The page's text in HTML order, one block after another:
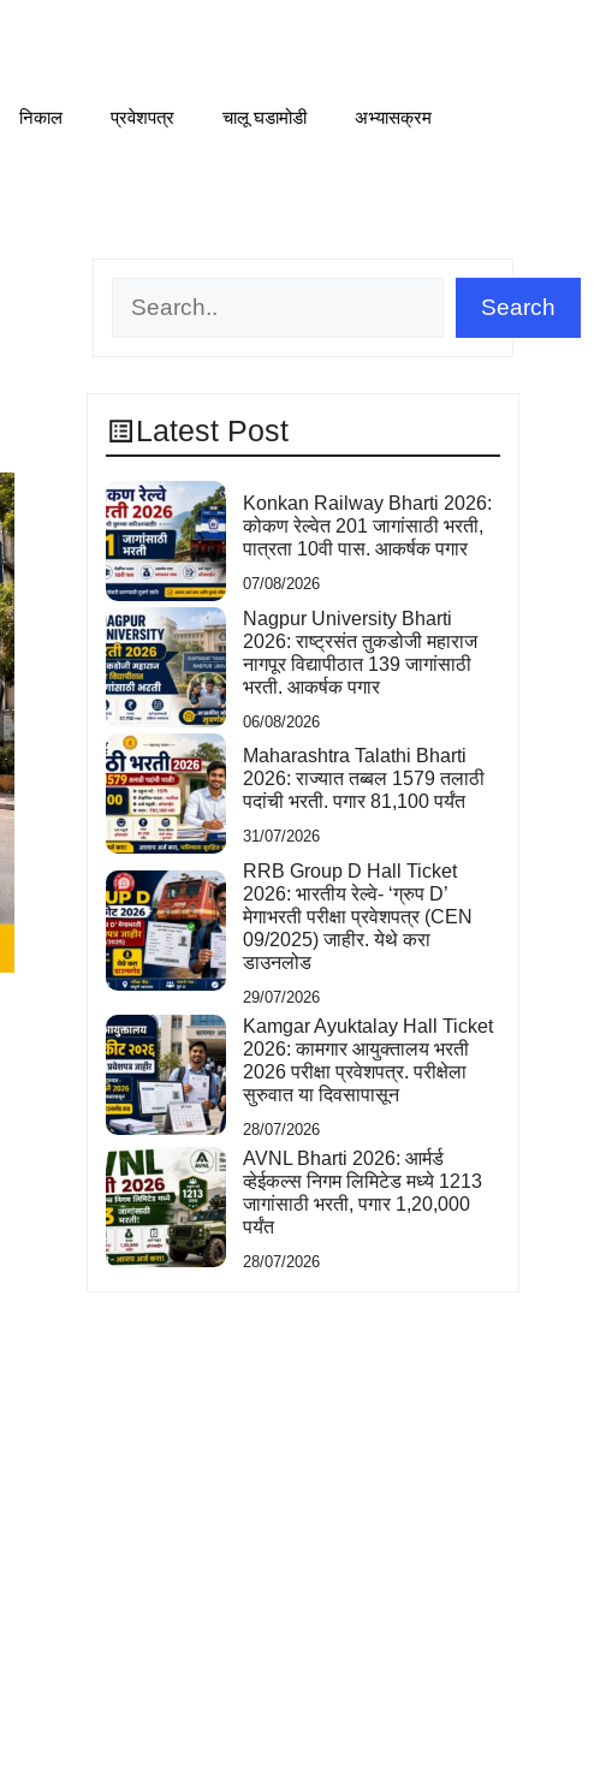
निकाल प्रवेशपत्र चालू घडामोडी अभ्यासक्रम
Search
Latest Post
Konkan Railway Bharti 2026:
कोकण रेल्वेत 201 जागांसाठी भरती,
पात्रता 10वी पास. आकर्षक पगार
07/08/2026
Nagpur University Bharti
2026: राष्ट्रसंत तुकडोजी महाराज
नागपूर विद्यापीठात 139 जागांसाठी
भरती. आकर्षक पगार
06/08/2026
Maharashtra Talathi Bharti
2026: राज्यात तब्बल 1579 तलाठी
पदांची भरती. पगार 81,100 पर्यंत
31/07/2026
RRB Group D Hall Ticket
2026: भारतीय रेल्वे- ‘ग्रुप D’
मेगाभरती परीक्षा प्रवेशपत्र (CEN
09/2025) जाहीर. येथे करा
डाउनलोड
29/07/2026
Kamgar Ayuktalay Hall Ticket
2026: कामगार आयुक्तालय भरती
2026 परीक्षा प्रवेशपत्र. परीक्षेला
सुरुवात या दिवसापासून
28/07/2026
AVNL Bharti 2026: आर्मर्ड
व्हेईकल्स निगम लिमिटेड मध्ये 1213
जागांसाठी भरती, पगार 1,20,000
पर्यंत
28/07/2026